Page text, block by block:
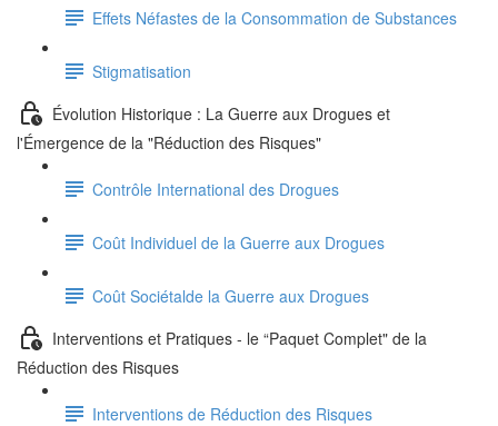
Effets Néfastes de la Consommation de Substances
Stigmatisation
Évolution Historique : La Guerre aux Drogues et
l'Émergence de la "Réduction des Risques"
Contrôle International des Drogues
Coût Individuel de la Guerre aux Drogues
Coût Sociétalde la Guerre aux Drogues
Interventions et Pratiques - le “Paquet Complet" de la
Réduction des Risques
Interventions de Réduction des Risques